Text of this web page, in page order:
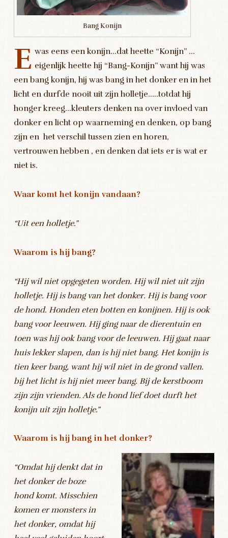
Bang Konijn
E was eens een konijn…dat heette “Konijn” …
eigenlijk heette hij “Bang-Konijn” want hij was
een bang konijn, hij was bang in het donker en in het
licht en durfde nooit uit zijn holletje…..totdat hij
honger kreeg…kleuters denken na over invloed van
donker en licht op waarneming en denken, op bang
zijn en het verschil tussen zien en horen,
vertrouwen hebben , en denken dat iets er is wat er
niet is.
Waar komt het konijn vandaan?
“Uit een holletje.”
Waarom is hij bang?
“Hij wil niet opgegeten worden. Hij wil niet uit zijn
holletje. Hij is bang van het donker. Hij is bang voor
de hond. Honden eten botten en konijnen. Hij is ook
bang voor leeuwen. Hij ging naar de dierentuin en
toen was hij ook bang voor de leeuwen. Hij gaat naar
huis lekker slapen, dan is hij niet bang. Het konijn is
tien keer bang, want hij wil niet in de grond vallen.
bij het licht is hij niet meer bang. Bij de kerstboom
zijn zijn vrienden. Als de hond lief doet durft het
konijn uit zijn holletje.”
Waarom is hij bang in het donker?
“Omdat hij denkt dat in
het donker de boze
hond komt. Misschien
komen er monsters in
het donker, omdat hij